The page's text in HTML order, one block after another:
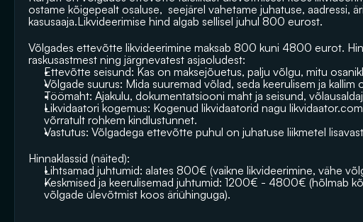
ostame kõigepealt osaluse,  seejärel vahetame juhatuse, aadressi,
kasusaaja.Likvideerimise hind algab sellisel juhul 800 eurost.
Võlgades ettevõtte likvideerimine maksab 800 kuni 4800 eurot.
raskusastmest ning järgnevatest asjaoludest:
Ettevõtte seisund: Kas on maksejõuetus, palju võlgu, mitu
Võlgade suurus: Mida suuremad võlad, seda keerulisem ja kallim
Töömaht: Ajakulu, dokumentatsiooni maht ja seisund,
Likvidaatori kogemus: Kogenud likvidaatorid nagu likvidaator.com
võrratult rohkem kindlustunnet.
Vastutus: Võlgadega ettevõtte puhul on juhatuse liikmetel
Hinnaklassid (näited):
Lihtsamad juhtumid: alates 800€ (vaikne likvideerimine, vähe
Keskmised ja keerulisemad juhtumid: 1200€ - 4800€ (hõlmab
võlgade ülevõtmist koos äriühinguga).